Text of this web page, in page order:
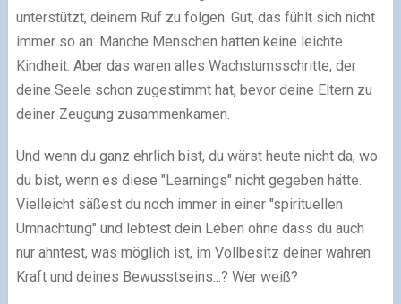
unterstützt, deinem Ruf zu folgen. Gut, das fühlt sich nicht
immer so an. Manche Menschen hatten keine leichte
Kindheit. Aber das waren alles Wachstumsschritte, der
deine Seele schon zugestimmt hat, bevor deine Eltern zu
deiner Zeugung zusammenkamen.
Und wenn du ganz ehrlich bist, du wärst heute nicht da, wo
du bist, wenn es diese "Learnings" nicht gegeben hätte.
Vielleicht säßest du noch immer in einer "spirituellen
Umnachtung" und lebtest dein Leben ohne dass du auch
nur ahntest, was möglich ist, im Vollbesitz deiner wahren
Kraft und deines Bewusstseins...? Wer weiß?